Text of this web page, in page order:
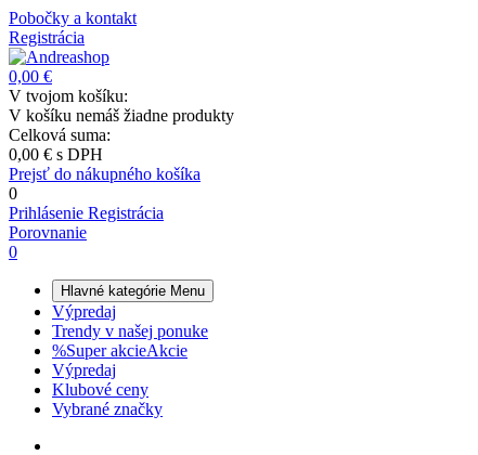
Pobočky a kontakt
Registrácia
0,00 €
V tvojom košíku:
V košíku nemáš žiadne produkty
Celková suma:
0,00 € s DPH
Prejsť do nákupného košíka
0
Prihlásenie Registrácia
Porovnanie
0
Hlavné kategórie Menu
Výpredaj
Trendy v našej ponuke
%Super akcieAkcie
Výpredaj
Klubové ceny
Vybrané značky